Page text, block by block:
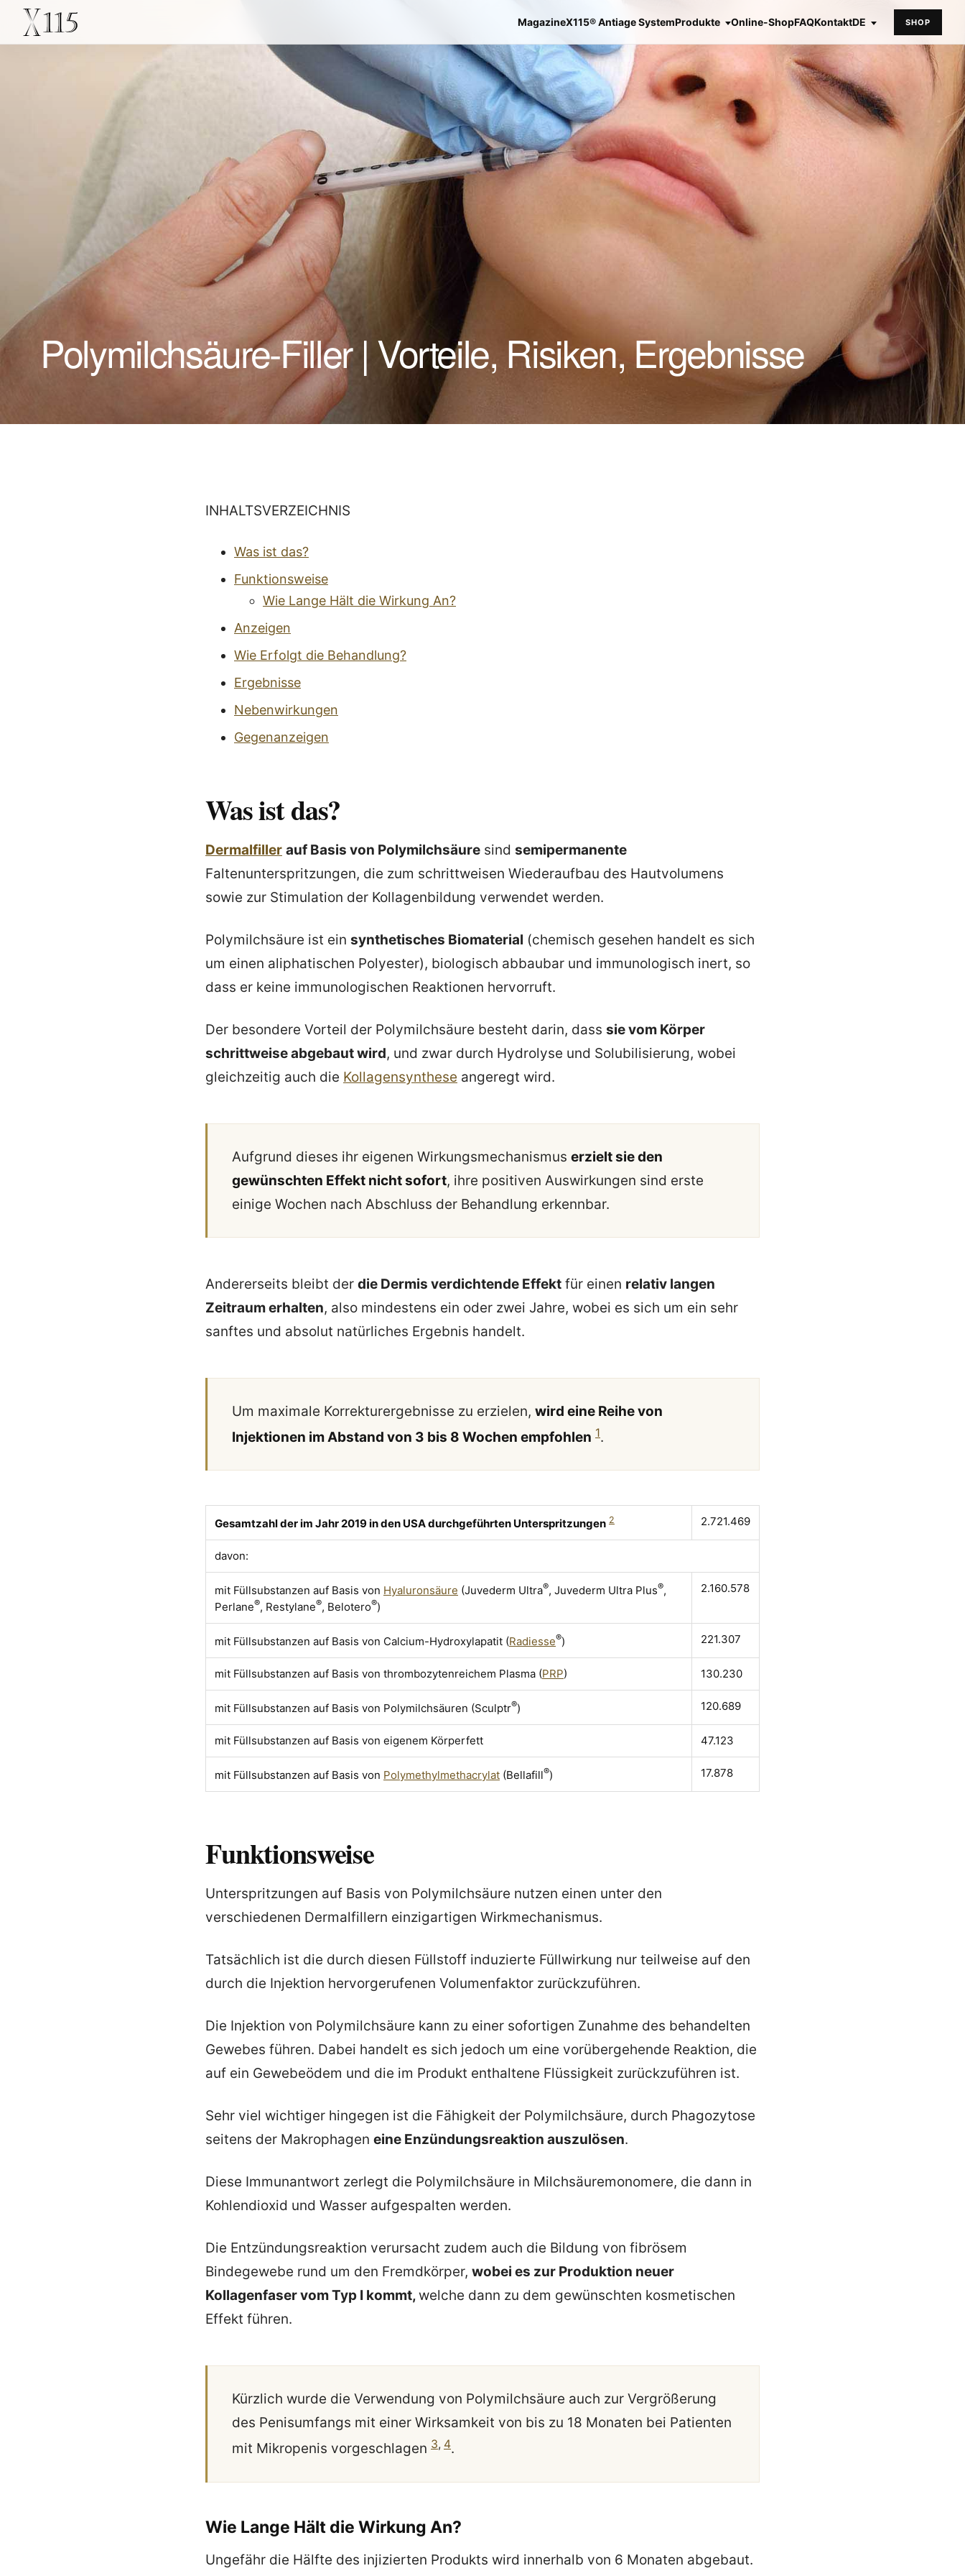
MagazineX115® Antiage SystemProdukte Online-ShopFAQKontaktDE SHOP
Polymilchsäure-Filler | Vorteile, Risiken, Ergebnisse
INHALTSVERZEICHNIS
Was ist das?
Funktionsweise
Wie Lange Hält die Wirkung An?
Anzeigen
Wie Erfolgt die Behandlung?
Ergebnisse
Nebenwirkungen
Gegenanzeigen
Was ist das?
Dermalfiller auf Basis von Polymilchsäure sind semipermanente
Faltenunterspritzungen, die zum schrittweisen Wiederaufbau des Hautvolumens
sowie zur Stimulation der Kollagenbildung verwendet werden.
Polymilchsäure ist ein synthetisches Biomaterial (chemisch gesehen handelt es sich
um einen aliphatischen Polyester), biologisch abbaubar und immunologisch inert, so
dass er keine immunologischen Reaktionen hervorruft.
Der besondere Vorteil der Polymilchsäure besteht darin, dass sie vom Körper
schrittweise abgebaut wird, und zwar durch Hydrolyse und Solubilisierung, wobei
gleichzeitig auch die Kollagensynthese angeregt wird.
Aufgrund dieses ihr eigenen Wirkungsmechanismus erzielt sie den
gewünschten Effekt nicht sofort, ihre positiven Auswirkungen sind erste
einige Wochen nach Abschluss der Behandlung erkennbar.
Andererseits bleibt der die Dermis verdichtende Effekt für einen relativ langen
Zeitraum erhalten, also mindestens ein oder zwei Jahre, wobei es sich um ein sehr
sanftes und absolut natürliches Ergebnis handelt.
Um maximale Korrekturergebnisse zu erzielen, wird eine Reihe von
Injektionen im Abstand von 3 bis 8 Wochen empfohlen 1.
Gesamtzahl der im Jahr 2019 in den USA durchgeführten Unterspritzungen 2 2.721.469
davon:
mit Füllsubstanzen auf Basis von Hyaluronsäure (Juvederm Ultra®, Juvederm Ultra Plus®,
Perlane®, Restylane®, Belotero®)
2.160.578
mit Füllsubstanzen auf Basis von Calcium-Hydroxylapatit (Radiesse®) 221.307
mit Füllsubstanzen auf Basis von thrombozytenreichem Plasma (PRP) 130.230
mit Füllsubstanzen auf Basis von Polymilchsäuren (Sculptr®) 120.689
mit Füllsubstanzen auf Basis von eigenem Körperfett 47.123
mit Füllsubstanzen auf Basis von Polymethylmethacrylat (Bellafill®) 17.878
Funktionsweise
Unterspritzungen auf Basis von Polymilchsäure nutzen einen unter den
verschiedenen Dermalfillern einzigartigen Wirkmechanismus.
Tatsächlich ist die durch diesen Füllstoff induzierte Füllwirkung nur teilweise auf den
durch die Injektion hervorgerufenen Volumenfaktor zurückzuführen.
Die Injektion von Polymilchsäure kann zu einer sofortigen Zunahme des behandelten
Gewebes führen. Dabei handelt es sich jedoch um eine vorübergehende Reaktion, die
auf ein Gewebeödem und die im Produkt enthaltene Flüssigkeit zurückzuführen ist.
Sehr viel wichtiger hingegen ist die Fähigkeit der Polymilchsäure, durch Phagozytose
seitens der Makrophagen eine Enzündungsreaktion auszulösen.
Diese Immunantwort zerlegt die Polymilchsäure in Milchsäuremonomere, die dann in
Kohlendioxid und Wasser aufgespalten werden.
Die Entzündungsreaktion verursacht zudem auch die Bildung von fibrösem
Bindegewebe rund um den Fremdkörper, wobei es zur Produktion neuer
Kollagenfaser vom Typ I kommt,welche dann zu dem gewünschten kosmetischen
Effekt führen.
Kürzlich wurde die Verwendung von Polymilchsäure auch zur Vergrößerung
des Penisumfangs mit einer Wirksamkeit von bis zu 18 Monaten bei Patienten
mit Mikropenis vorgeschlagen 3, 4.
Wie Lange Hält die Wirkung An?
Ungefähr die Hälfte des injizierten Produkts wird innerhalb von 6 Monaten abgebaut.